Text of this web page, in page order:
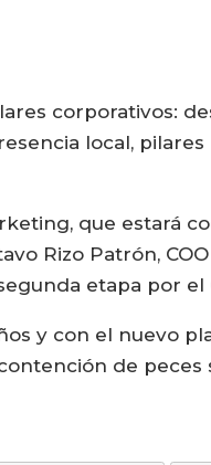
corporativos:
local,
que estará
Rizo Patrón,
etapa por el
y con el nuevo
de peces